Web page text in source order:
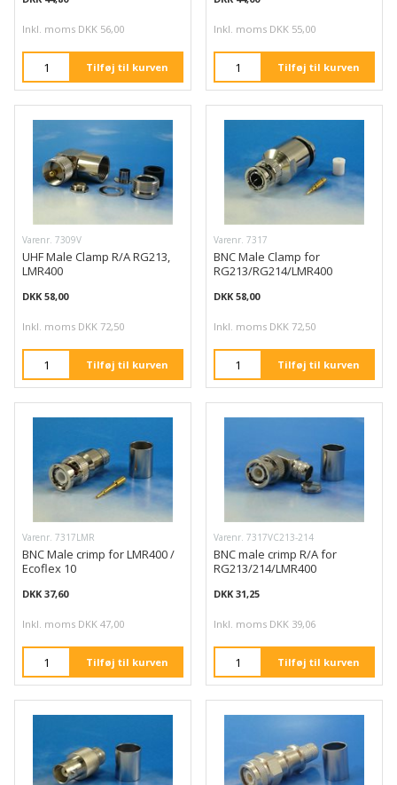
Inkl. moms DKK 56,00
Tilføj til kurven
Inkl. moms DKK 55,00
Tilføj til kurven
Varenr. 7309V
UHF Male Clamp R/A RG213,
LMR400
DKK 58,00
Inkl. moms DKK 72,50
Tilføj til kurven
Varenr. 7317
BNC Male Clamp for
RG213/RG214/LMR400
DKK 58,00
Inkl. moms DKK 72,50
Tilføj til kurven
Varenr. 7317LMR
BNC Male crimp for LMR400 /
Ecoflex 10
DKK 37,60
Inkl. moms DKK 47,00
Tilføj til kurven
Varenr. 7317VC213-214
BNC male crimp R/A for
RG213/214/LMR400
DKK 31,25
Inkl. moms DKK 39,06
Tilføj til kurven